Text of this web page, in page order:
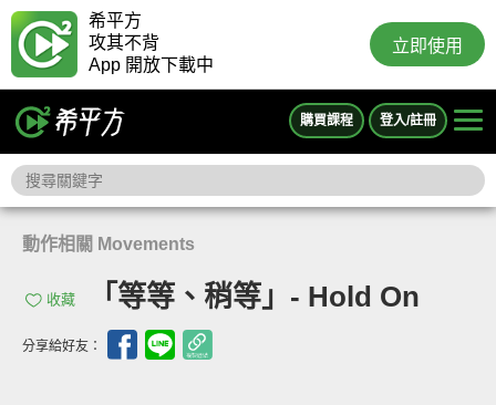
希平方
攻其不背
App 開放下載中
立即使用
購買課程 登入/註冊
動作相關 Movements
收藏 「等等、稍等」- Hold On
分享給好友：